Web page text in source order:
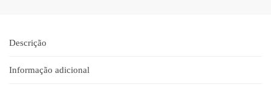
a
i
Descrição
Informação adicional